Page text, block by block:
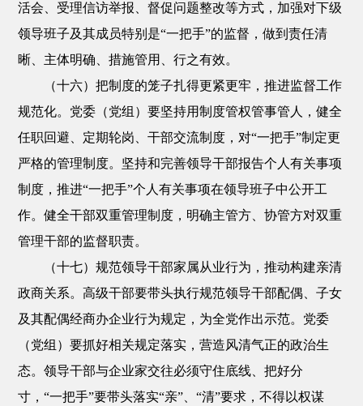
活会、受理信访举报、督促问题整改等方式，加强对下级
领导班子及其成员特别是“一把手”的监督，做到责任清
晰、主体明确、措施管用、行之有效。
（十六）把制度的笼子扎得更紧更牢，推进监督工作
规范化。党委（党组）要坚持用制度管权管事管人，健全
任职回避、定期轮岗、干部交流制度，对“一把手”制定更
严格的管理制度。坚持和完善领导干部报告个人有关事项
制度，推进“一把手”个人有关事项在领导班子中公开工
作。健全干部双重管理制度，明确主管方、协管方对双重
管理干部的监督职责。
（十七）规范领导干部家属从业行为，推动构建亲清
政商关系。高级干部要带头执行规范领导干部配偶、子女
及其配偶经商办企业行为规定，为全党作出示范。党委
（党组）要抓好相关规定落实，营造风清气正的政治生
态。领导干部与企业家交往必须守住底线、把好分
寸，“一把手”要带头落实“亲”、“清”要求，不得以权谋